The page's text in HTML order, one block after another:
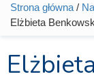
Jesteś
Strona główna /
Elżbieta